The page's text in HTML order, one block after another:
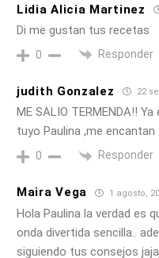
Lidia Alicia Martinez
Di me gustan tus recetas
0 Responder
judith Gonzalez 22
ME SALIO TERMENDA!!
tuyo Paulina ,me
0 Responder
Maira Vega 1 agosto,
Hola Paulina la verdad es
onda divertida sencilla..
siguiendo tus consejos